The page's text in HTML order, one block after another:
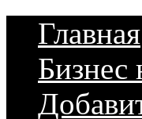
Главная
Бизнес